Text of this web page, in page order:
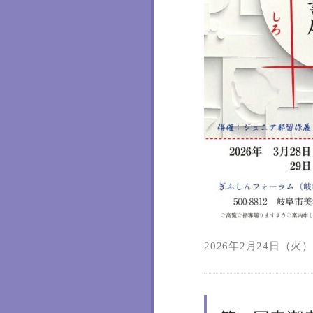
2026年2月24日（火